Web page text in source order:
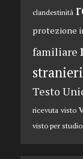
clandestinità
protezione
familiare
stranieri
Testo
ricevuta visto
visto per studio